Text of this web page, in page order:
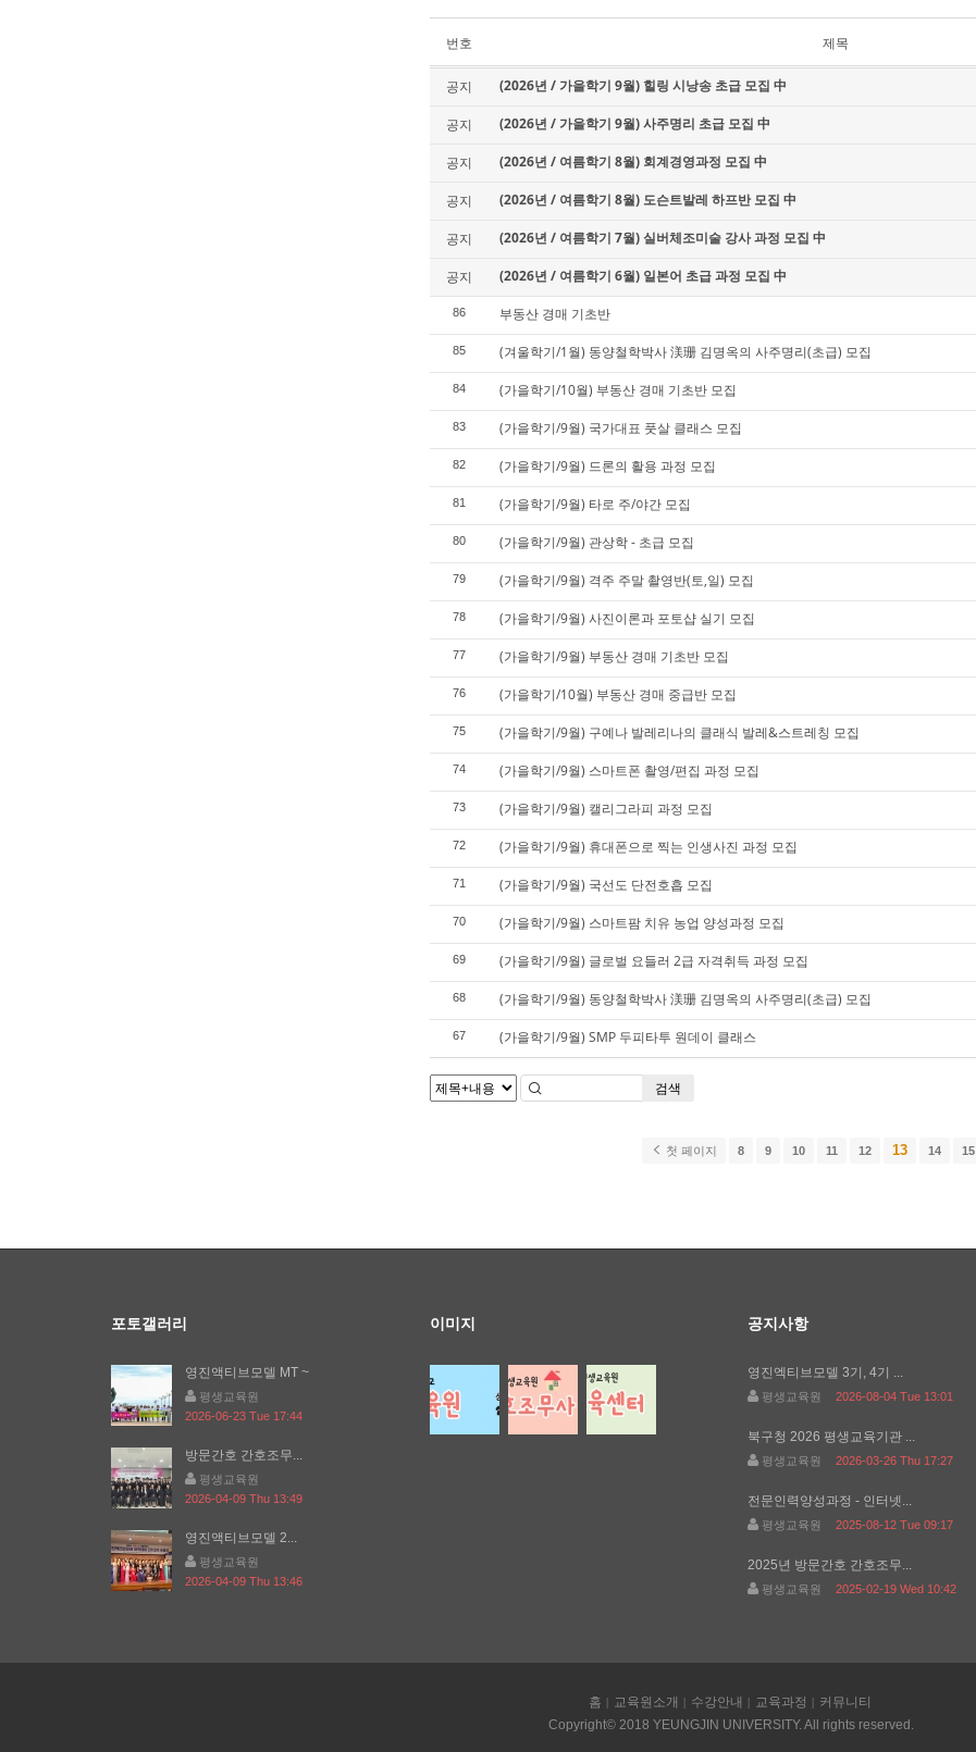
번호 제목
공지 (2026년 / 가을학기 9월) 힐링 시낭송 초급 모집 中
공지 (2026년 / 가을학기 9월) 사주명리 초급 모집 中
공지 (2026년 / 여름학기 8월) 회계경영과정 모집 中
공지 (2026년 / 여름학기 8월) 도슨트발레 하프반 모집 中
공지 (2026년 / 여름학기 7월) 실버체조미술 강사 과정 모집 中
공지 (2026년 / 여름학기 6월) 일본어 초급 과정 모집 中
86 부동산 경매 기초반
85 (겨울학기/1월) 동양철학박사 渼珊 김명옥의 사주명리(초급) 모집
84 (가을학기/10월) 부동산 경매 기초반 모집
83 (가을학기/9월) 국가대표 풋살 클래스 모집
82 (가을학기/9월) 드론의 활용 과정 모집
81 (가을학기/9월) 타로 주/야간 모집
80 (가을학기/9월) 관상학 - 초급 모집
79 (가을학기/9월) 격주 주말 촬영반(토,일) 모집
78 (가을학기/9월) 사진이론과 포토샵 실기 모집
77 (가을학기/9월) 부동산 경매 기초반 모집
76 (가을학기/10월) 부동산 경매 중급반 모집
75 (가을학기/9월) 구예나 발레리나의 클래식 발레&스트레칭 모집
74 (가을학기/9월) 스마트폰 촬영/편집 과정 모집
73 (가을학기/9월) 캘리그라피 과정 모집
72 (가을학기/9월) 휴대폰으로 찍는 인생사진 과정 모집
71 (가을학기/9월) 국선도 단전호흡 모집
70 (가을학기/9월) 스마트팜 치유 농업 양성과정 모집
69 (가을학기/9월) 글로벌 요들러 2급 자격취득 과정 모집
68 (가을학기/9월) 동양철학박사 渼珊 김명옥의 사주명리(초급) 모집
67 (가을학기/9월) SMP 두피타투 원데이 클래스
검색
첫 페이지 8 9 10 11 12 13 14 15
포토갤러리
영진액티브모델 MT ~
평생교육원
2026-06-23 Tue 17:44
방문간호 간호조무...
평생교육원
2026-04-09 Thu 13:49
영진액티브모델 2...
평생교육원
2026-04-09 Thu 13:46
이미지 공지사항
영진엑티브모델 3기, 4기 ...
평생교육원 2026-08-04 Tue 13:01
북구청 2026 평생교육기관 ...
평생교육원 2026-03-26 Thu 17:27
전문인력양성과정 - 인터넷...
평생교육원 2025-08-12 Tue 09:17
2025년 방문간호 간호조무...
평생교육원 2025-02-19 Wed 10:42
홈 교육원소개 수강안내 교육과정
커뮤니티
Copyright© 2018 YEUNGJIN UNIVERSITY. All rights reserved.